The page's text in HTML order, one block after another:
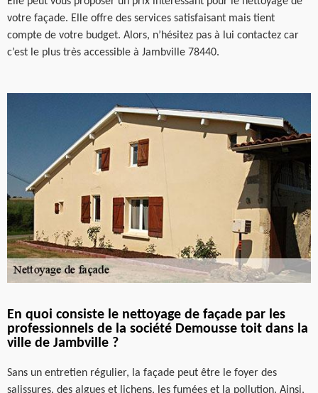
votre façade. Elle offre des services satisfaisant mais tient
compte de votre budget. Alors, n’hésitez pas à lui contactez car
c’est le plus très accessible à Jambville 78440.
En quoi consiste le nettoyage de façade par les
professionnels de la société Demousse toit dans la
ville de Jambville ?
Sans un entretien régulier, la façade peut être le foyer des
salissures, des algues et lichens, les fumées et la pollution. Ainsi,